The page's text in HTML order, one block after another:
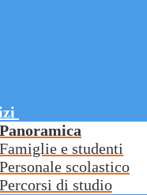
Panoramica
Famiglie e studenti
Personale scolastico
Percorsi di studio